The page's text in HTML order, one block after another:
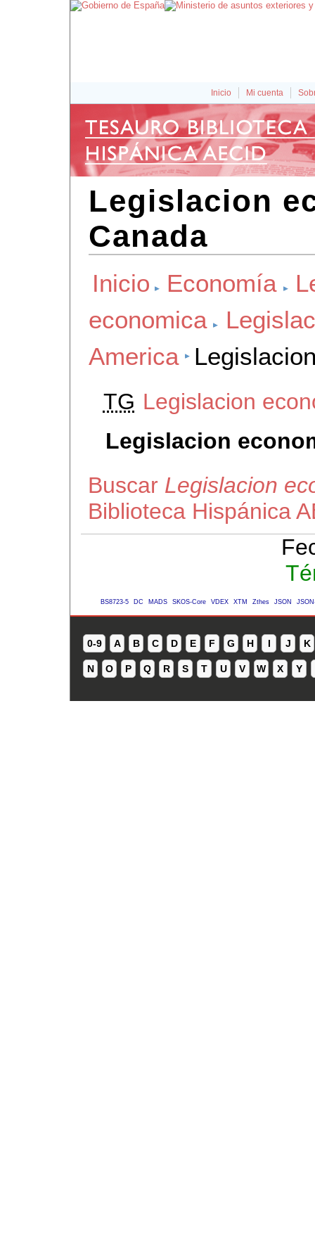
Inicio Mi cuenta
Legislacion
Canada
Inicio Economía
economica
America
TG Legislacion
Legislacion
Buscar Legislacion
Biblioteca Hispánica
BS8723-5 DC MADS SKOS-Core VDEX XTM Zthes JSON
0-9 A B C D E F G H I J K
N O P Q R S T U V W X Y